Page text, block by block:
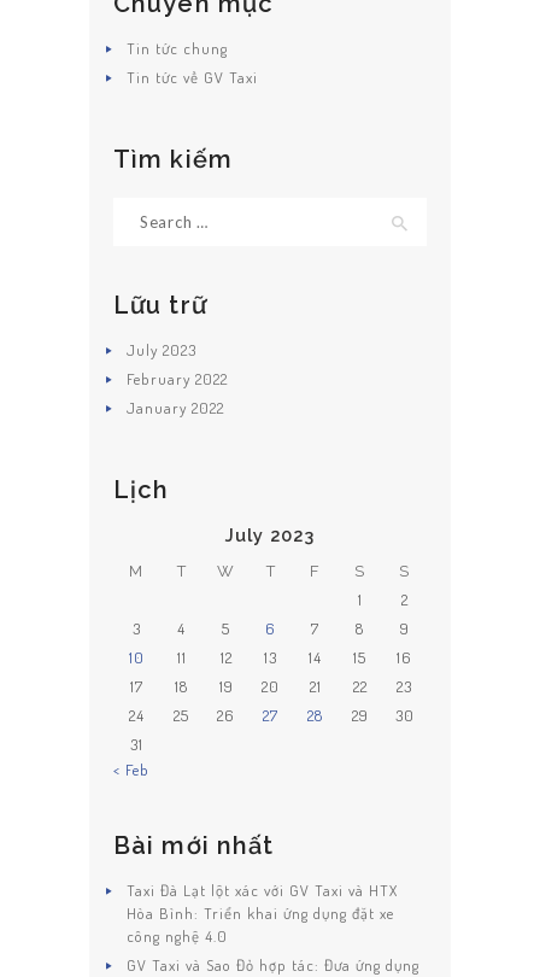
GIỚI THIỆU
ĐÁNH GIÁ
Tin tức chung
Tin tức về GV Taxi
Tìm kiếm
Lữu trữ
July2023
February2022
January2022
Lịch
July 2023
M T W T F S S
1
2
3
4 5 6 7 8
9
10
11 12 13 14 15
16
17
18 19 20 21 22
23
24
25 26 27 28 29
30
31
« Feb
Bài mới nhất
Taxi Đà Lạt lột xác với GV Taxi và HTX
Hòa Bình: Triển khai ứng dụng đặt xe
công nghệ 4.0
GV Taxi và Sao Đỏ hợp tác: Đưa ứng dụng